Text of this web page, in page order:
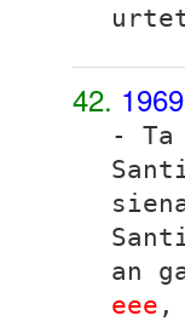
42.
-
an
eee ,